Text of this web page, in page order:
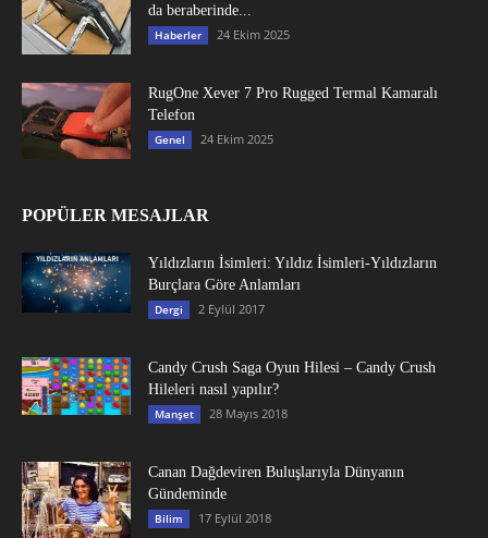
da beraberinde...
Haberler 24 Ekim 2025
RugOne Xever 7 Pro Rugged Termal Kamaralı
Telefon
Genel 24 Ekim 2025
POPÜLER MESAJLAR
Yıldızların İsimleri: Yıldız İsimleri-Yıldızların
Burçlara Göre Anlamları
Dergi 2 Eylül 2017
Candy Crush Saga Oyun Hilesi – Candy Crush
Hileleri nasıl yapılır?
Manşet 28 Mayıs 2018
Canan Dağdeviren Buluşlarıyla Dünyanın
Gündeminde
Bilim 17 Eylül 2018